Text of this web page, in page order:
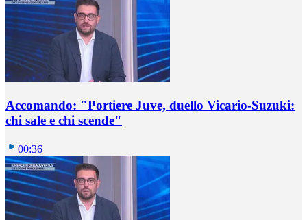
Accomando: "Portiere Juve, duello Vicario-Suzuki:
chi sale e chi scende"
00:36